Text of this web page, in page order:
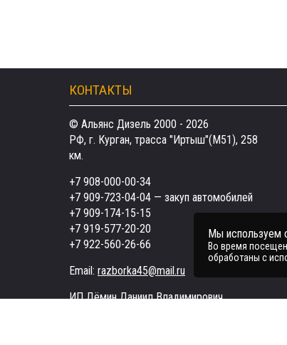
КОНТАКТЫ
© Альянс Дизель 2000 - 2026
РФ, г. Курган, трасса "Иртыш"(М51), 258
км.
+7 908-000-00-34
+7 909-723-04-04 — закуп автомобилей
+7 909-174-15-15
+7 919-577-20-20
+7 922-560-26-66
Email: razborka45@mail.ru
ИП Дёмин Даниил Владимирович
Мы используем
Во время
обработаны с